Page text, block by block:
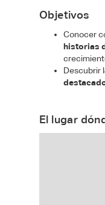
Objetivos
Conocer
historias
Descubrir
El lugar